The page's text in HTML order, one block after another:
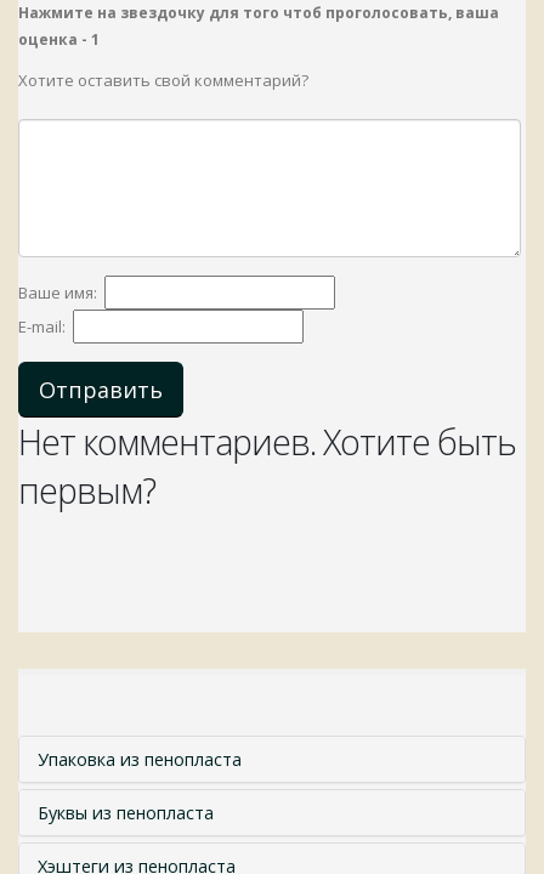
Нажмите на звездочку для того чтоб проголосовать, ваша
оценка - 1
Хотите оставить свой комментарий?
Ваше имя:
E-mail:
Отправить
Нет комментариев. Хотите быть
первым?
Упаковка из пенопласта
Буквы из пенопласта
Хэштеги из пенопласта